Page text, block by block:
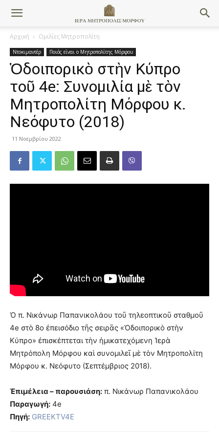
Αρχική Ομιλίες Μητροπολίτη
Ντοκιμαντέρ Ποιός είναι ο Μητροπολίτης Μόρφου
Ὁδοιπορικὸ στὴν Κύπρο
τοῦ 4e: Συνομιλία μὲ τὸν
Μητροπολίτη Μόρφου κ.
Νεόφυτο (2018)
11 Νοεμβρίου 2022
Ὁ π. Νικάνωρ Παπανικολάου τοῦ τηλεοπτικοῦ σταθμοῦ
4e στὸ 8ο ἐπεισόδιο τῆς σειρᾶς «Ὁδοιπορικὸ στὴν
Κύπρο» ἐπισκέπτεται τὴν ἡμικατεχόμενη Ἱερὰ
Μητρόπολη Μόρφου καὶ συνομιλεῖ μὲ τὸν Μητροπολίτη
Μόρφου κ. Νεόφυτο (Σεπτέμβριος 2018).
Ἐπιμέλεια – παρουσιάση: π. Νικάνωρ Παπανικολάου
Παραγωγή: 4e
Πηγή: GREEKTV4E